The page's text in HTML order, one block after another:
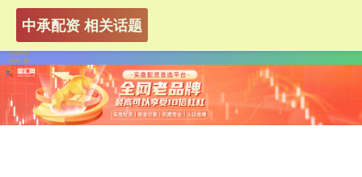
中承配资 相关话题